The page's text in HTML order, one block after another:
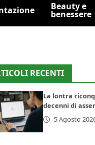
Beauty e
benessere
RECENTI
La lontra
decenni di
5 Agosto